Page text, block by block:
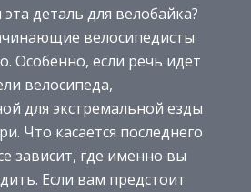
деталь для велобайка?
велосипедисты
Особенно, если речь идет
велосипеда,
для экстремальной езды
Что касается последнего
зависит, где именно вы
Если вам предстоит